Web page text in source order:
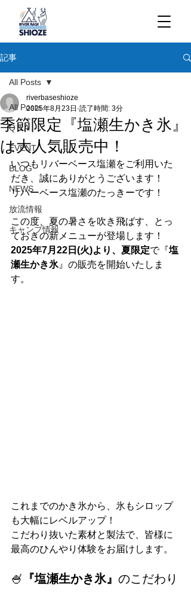
記事
All Posts
Q＆A
EVENT
BLOG
NEWS
放流情報
キャンプ情報
All Posts
季節限定『塩瀬生かき氷』
は大人気販売中！
riverbaseshioze
2025年8月23日 読了時間: 3分
いつもリバーベース塩瀬をご利用いた
だき、誠にありがとうございます！
リバーベース塩瀬のたっきーです！
この度、夏の暑さを吹き飛ばす、とっ
ておきの新メニューが登場します！
2025年7月22日(火)より、夏限定で『塩
瀬生かき氷』の販売を開始いたしま
す。
これまでのかき氷から、氷もシロップ
も大幅にレベルアップ！
こだわり抜いた素材と製法で、皆様に
最高のひんやり体験をお届けします。
🍧 『塩瀬生かき氷』 のこだわり